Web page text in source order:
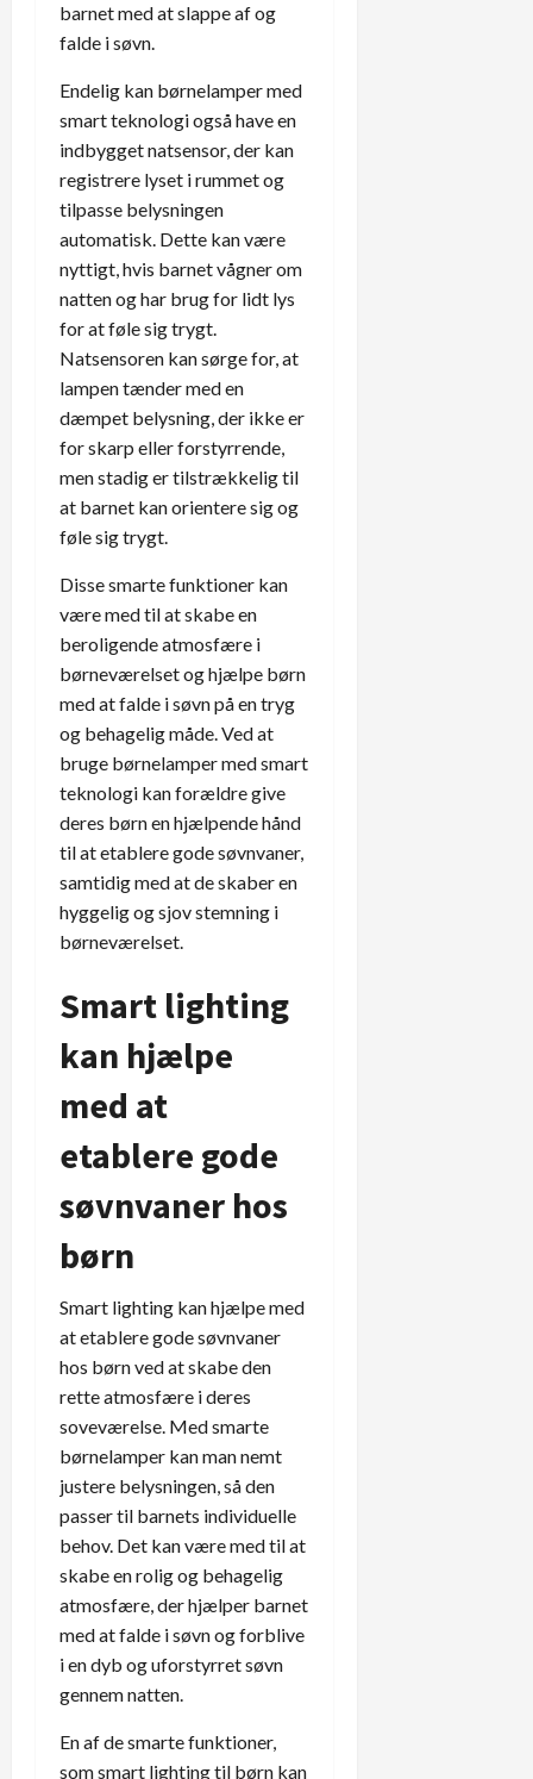
barnet med at slappe af og
falde i søvn.
Endelig kan børnelamper med
smart teknologi også have en
indbygget natsensor, der kan
registrere lyset i rummet og
tilpasse belysningen
automatisk. Dette kan være
nyttigt, hvis barnet vågner om
natten og har brug for lidt lys
for at føle sig trygt.
Natsensoren kan sørge for, at
lampen tænder med en
dæmpet belysning, der ikke er
for skarp eller forstyrrende,
men stadig er tilstrækkelig til
at barnet kan orientere sig og
føle sig trygt.
Disse smarte funktioner kan
være med til at skabe en
beroligende atmosfære i
børneværelset og hjælpe børn
med at falde i søvn på en tryg
og behagelig måde. Ved at
bruge børnelamper med smart
teknologi kan forældre give
deres børn en hjælpende hånd
til at etablere gode søvnvaner,
samtidig med at de skaber en
hyggelig og sjov stemning i
børneværelset.
Smart lighting
kan hjælpe
med at
etablere gode
søvnvaner hos
børn
Smart lighting kan hjælpe med
at etablere gode søvnvaner
hos børn ved at skabe den
rette atmosfære i deres
soveværelse. Med smarte
børnelamper kan man nemt
justere belysningen, så den
passer til barnets individuelle
behov. Det kan være med til at
skabe en rolig og behagelig
atmosfære, der hjælper barnet
med at falde i søvn og forblive
i en dyb og uforstyrret søvn
gennem natten.
En af de smarte funktioner,
som smart lighting til børn kan